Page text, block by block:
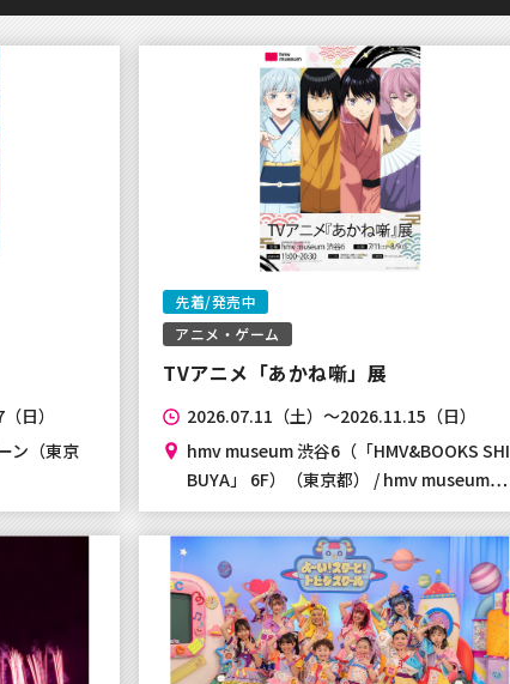
】
朝ポイント利用単位変更及びテ
お知らせ
ンスに伴うサービス休止につ
ナンスに伴うサービス休止につ
つきまして】
日）
ン（東京
先着/発売中
アニメ・ゲーム
TVアニメ「あかね噺」展
2026.07.11（土）～2026.11.15（日）
hmv museum 渋谷6（「HMV&BOOKS SHI
BUYA」 6F）（東京都） / hmv museum…